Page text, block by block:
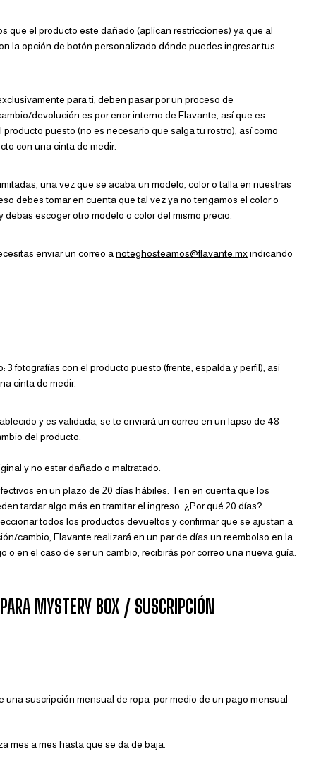
que el producto este dañado (aplican restricciones) ya que al
la opción de botón personalizado dónde puedes ingresar tus
para ti, deben pasar por un proceso de
devolución es por error interno de Flavante, así que es
puesto (no es necesario que salga tu rostro), así como
con una cinta de medir.
una vez que se acaba un modelo, color o talla en nuestras
debes tomar en cuenta que tal vez ya no tengamos el color o
escoger otro modelo o color del mismo precio.
enviar un correo anoteghosteamos@flavante.mxindicando
fotografías con el producto puesto (frente, espalda y perfil), asi
cinta de medir.
y es validada, se te enviará un correo en un lapso de 48
del producto.
y no estar dañado o maltratado.
en un plazo de 20 días hábiles. Ten en cuenta que los
tardar algo más en tramitar el ingreso. ¿Por qué 20 días?
todos los productos devueltos y confirmar que se ajustan a
cambio, Flavante realizará en un par de días un reembolso en la
o en el caso de ser un cambio, recibirás por correo una nueva guía.
MYSTERY BOX / SUSCRIPCIÓN
una suscripción mensual de ropa por medio de un pago mensual
mes a mes hasta que se da de baja.